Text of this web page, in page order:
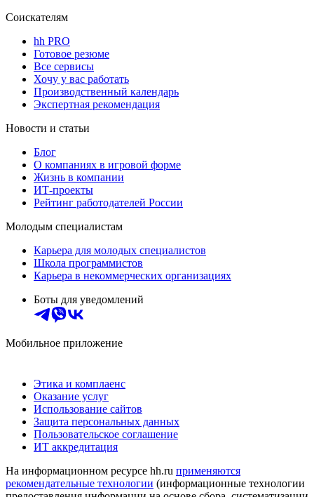
Соискателям
hh PRO
Готовое резюме
Все сервисы
Хочу у вас работать
Производственный календарь
Экспертная рекомендация
Новости и статьи
Блог
О компаниях в игровой форме
Жизнь в компании
ИТ-проекты
Рейтинг работодателей России
Молодым специалистам
Карьера для молодых специалистов
Школа программистов
Карьера в некоммерческих организациях
Боты для уведомлений
Мобильное приложение
Этика и комплаенс
Оказание услуг
Использование сайтов
Защита персональных данных
Пользовательское соглашение
ИТ аккредитация
На информационном ресурсе hh.ru применяются
рекомендательные технологии (информационные технологии